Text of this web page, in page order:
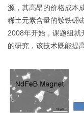
源，其高昂的价格成本
稀土元素含量的钕铁硼
2008年开始，课题组就
的研究，该技术既能提